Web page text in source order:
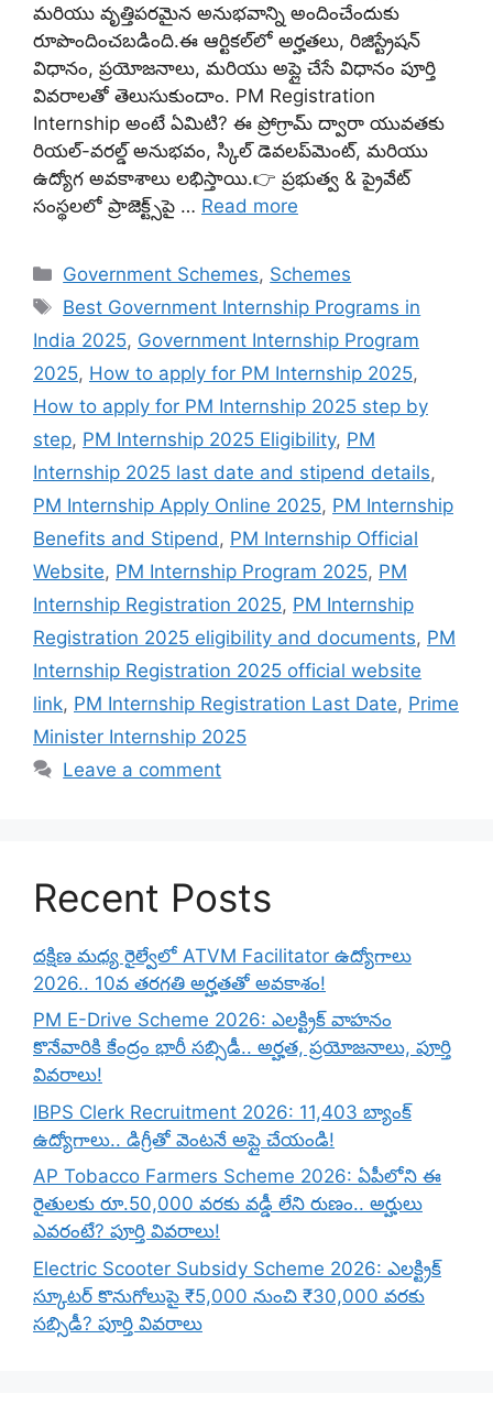
మరియు వృత్తిపరమైన అనుభవాన్ని అందించేందుకు
రూపొందించబడింది.ఈ ఆర్టికల్‌లో అర్హతలు, రిజిస్ట్రేషన్
విధానం, ప్రయోజనాలు, మరియు అప్లై చేసే విధానం పూర్తి
వివరాలతో తెలుసుకుందాం. PM Registration
Internship అంటే ఏమిటి? ఈ ప్రోగ్రామ్‌ ద్వారా యువతకు
రియల్-వరల్డ్ అనుభవం, స్కిల్ డెవలప్‌మెంట్, మరియు
ఉద్యోగ అవకాశాలు లభిస్తాయి.👉 ప్రభుత్వ & ప్రైవేట్
సంస్థలలో ప్రాజెక్ట్స్‌పై … Read more
Categories
Government Schemes, Schemes
Tags
Best Government Internship Programs in
India 2025, Government Internship Program
2025, How to apply for PM Internship 2025,
How to apply for PM Internship 2025 step by
step, PM Internship 2025 Eligibility, PM
Internship 2025 last date and stipend details,
PM Internship Apply Online 2025, PM Internship
Benefits and Stipend , PM Internship Official
Website, PM Internship Program 2025, PM
Internship Registration 2025, PM Internship
Registration 2025 eligibility and documents, PM
Internship Registration 2025 official website
link, PM Internship Registration Last Date, Prime
Minister Internship 2025
Leave a comment
Recent Posts
దక్షిణ మధ్య రైల్వేలో ATVM Facilitator ఉద్యోగాలు
2026.. 10వ తరగతి అర్హతతో అవకాశం!
PM E-Drive Scheme 2026: ఎలక్ట్రిక్ వాహనం
కొనేవారికి కేంద్రం భారీ సబ్సిడీ.. అర్హత, ప్రయోజనాలు, పూర్తి
వివరాలు!
IBPS Clerk Recruitment 2026: 11,403 బ్యాంక్
ఉద్యోగాలు.. డిగ్రీతో వెంటనే అప్లై చేయండి!
AP Tobacco Farmers Scheme 2026: ఏపీలోని ఈ
రైతులకు రూ.50,000 వరకు వడ్డీ లేని రుణం.. అర్హులు
ఎవరంటే? పూర్తి వివరాలు!
Electric Scooter Subsidy Scheme 2026: ఎలక్ట్రిక్
స్కూటర్ కొనుగోలుపై ₹5,000 నుంచి ₹30,000 వరకు
సబ్సిడీ? పూర్తి వివరాలు